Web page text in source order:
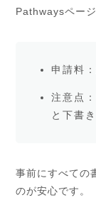
Pathwaysペー
申請料
注意点
と下書
事前にすべての
のが安心です。